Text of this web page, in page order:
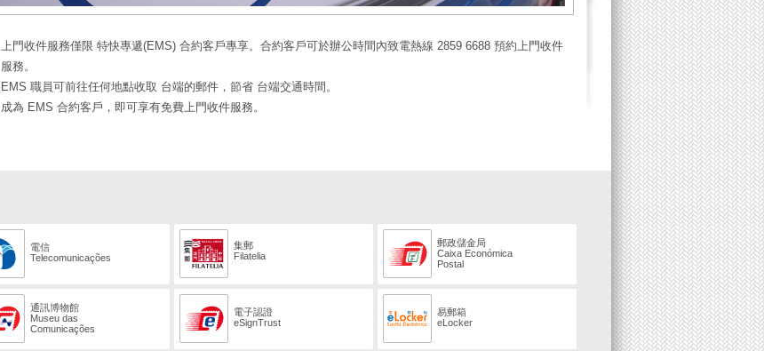
上門收件服務僅限 特快專遞(EMS) 合約客戶專享。合約客戶可於辦公時間內致電熱線 2859 6688 預約上門收件
服務。
EMS 職員可前往任何地點收取 台端的郵件，節省 台端交通時間。
成為 EMS 合約客戶，即可享有免費上門收件服務。
電信
Telecomunicações
集郵
Filatelia
郵政儲金局
Caixa Económica
Postal
通訊博物館
Museu das
Comunicações
電子認證
eSignTrust
易郵箱
eLocker